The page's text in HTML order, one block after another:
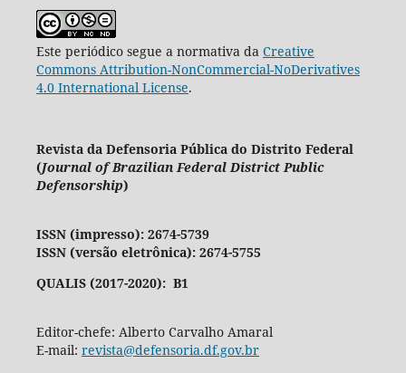
Este periódico segue a normativa da Creative
Commons Attribution-NonCommercial-NoDerivatives
4.0 International License.
Revista da Defensoria Pública do Distrito Federal
(Journal of Brazilian Federal District Public
Defensorship)
ISSN (impresso): 2674-5739
ISSN (versão eletrônica): 2674-5755
QUALIS (2017-2020): B1
Editor-chefe: Alberto Carvalho Amaral
E-mail: revista@defensoria.df.gov.br